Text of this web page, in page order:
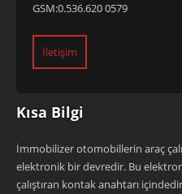
GSM:0.536.620 0579
İletişim
Kısa Bilgi
İmmobilizer otomobillerin araç
elektronik bir devredir. Bu
çalıştıran kontak anahtarı